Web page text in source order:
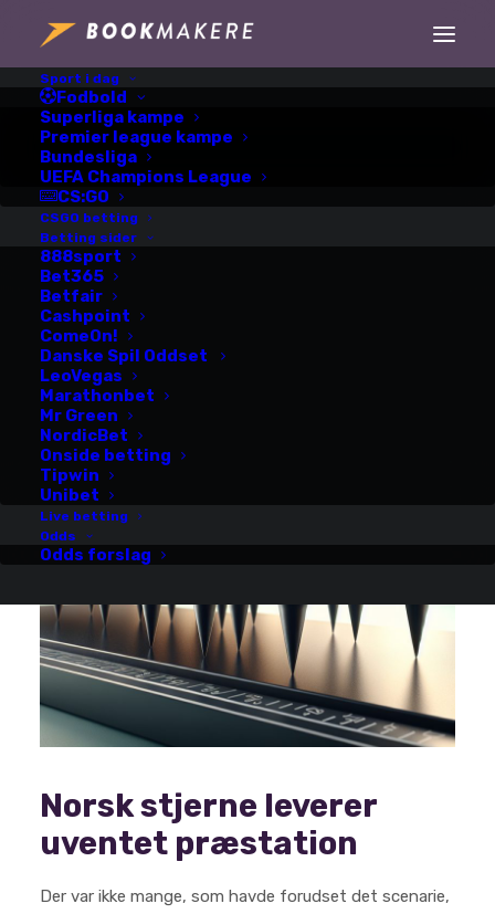
Sport i dag
Fodbold
Superliga kampe
Premier league kampe
Bundesliga
UEFA Champions League
CS:GO
CSGO betting
Betting sider
888sport
Bet365
Betfair
Cashpoint
ComeOn!
Danske Spil Oddset
LeoVegas
Marathonbet
Mr Green
NordicBet
Onside betting
Tipwin
Unibet
Live betting
Odds
Odds forslag
Sensationel
Ingebrigtsen
overrasker alle ved
VM i Tokyo
Norsk stjerne leverer
uventet præstation
Der var ikke mange, som havde forudset det scenarie,